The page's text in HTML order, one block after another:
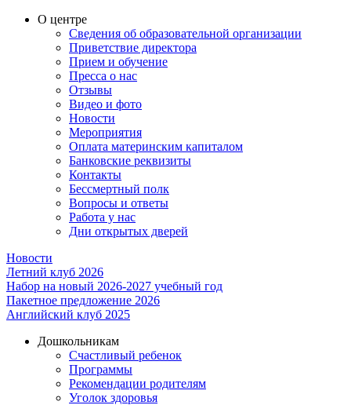
О центре
Сведения об образовательной организации
Приветствие директора
Прием и обучение
Пресса о нас
Отзывы
Видео и фото
Новости
Мероприятия
Оплата материнским капиталом
Банковские реквизиты
Контакты
Бессмертный полк
Вопросы и ответы
Работа у нас
Дни открытых дверей
Новости
Летний клуб 2026
Набор на новый 2026-2027 учебный год
Пакетное предложение 2026
Английский клуб 2025
Дошкольникам
Счастливый ребенок
Программы
Рекомендации родителям
Уголок здоровья